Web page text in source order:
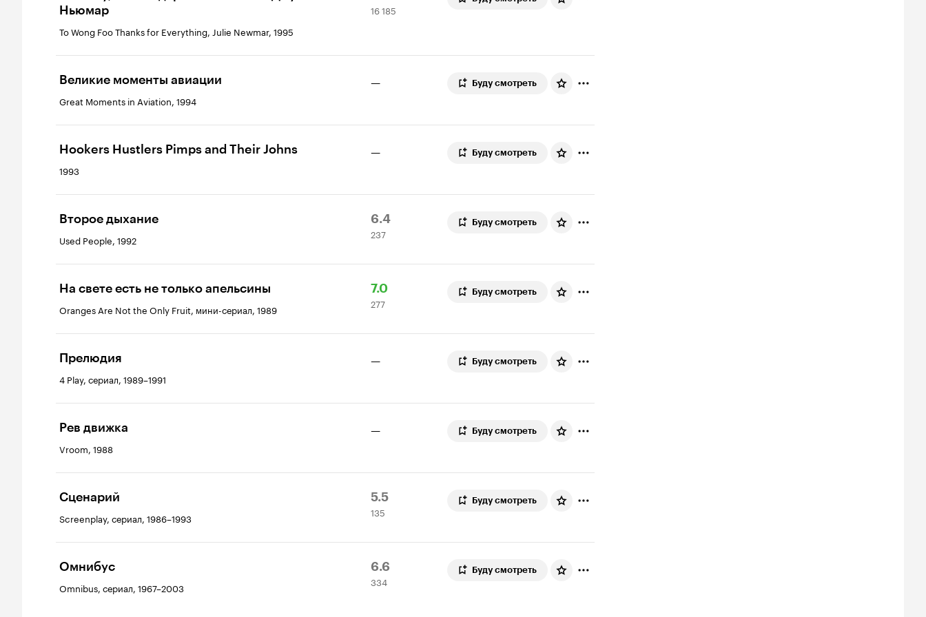
Ньюмар
To Wong Foo Thanks for Everything, Julie Newmar, 1995
Кинопоиска
185
16 185
Великие моменты авиации
Great Moments in Aviation, 1994
— Буду смотреть
Hookers Hustlers Pimps and Their Johns
1993
— Буду смотреть
Второе дыхание
Used People, 1992
Рейтинг
Кинопоиска
6.4
237
оценок
237
Буду смотреть
На свете есть не только апельсины
Oranges Are Not the Only Fruit, мини-сериал, 1989
Рейтинг
Кинопоиска
7.0
277
оценок
277
Буду смотреть
Прелюдия
4 Play, сериал, 1989–1991
— Буду смотреть
Рев движка
Vroom, 1988
— Буду смотреть
Сценарий
Screenplay, сериал, 1986–1993
Рейтинг
Кинопоиска
5.5
135
оценок
135
Буду смотреть
Омнибус
Omnibus, сериал, 1967–2003
Рейтинг
Кинопоиска
6.6
334
оценки
334
Буду смотреть